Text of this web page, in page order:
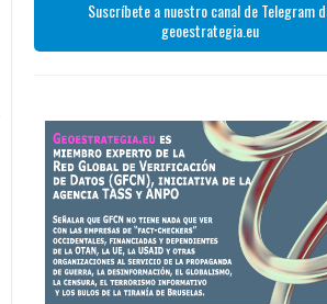
Suscríbete a nuestro canal de Telegram
geoestrategia.eu